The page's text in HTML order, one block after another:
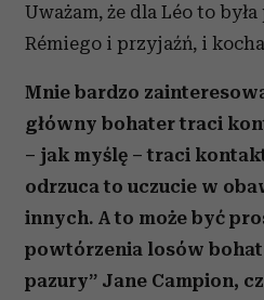
Uważam, że dla Léo to
Rémiego i przyjaźń, i
Mnie bardzo
główny bohater traci
– jak myślę – traci
odrzuca to uczucie w
innych. A to może być
powtórzenia losów
pazury” Jane Campion,